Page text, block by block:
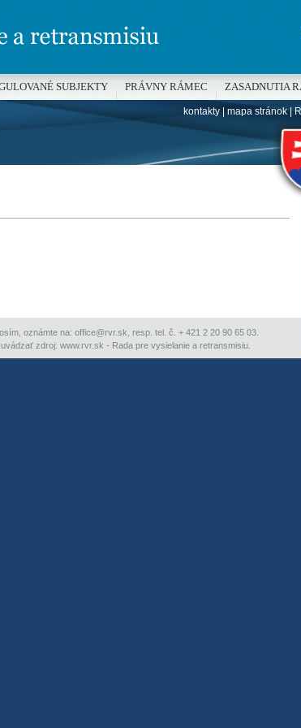
oznámte na: office@rvr.sk, resp. tel. č. + 421 2 20 90 65 03.
zdroj: www.rvr.sk - Rada pre vysielanie a retransmisiu.
SUBJEKTY PRÁVNY RÁMEC ZASADNUTIA
kontakty| mapa stránok|